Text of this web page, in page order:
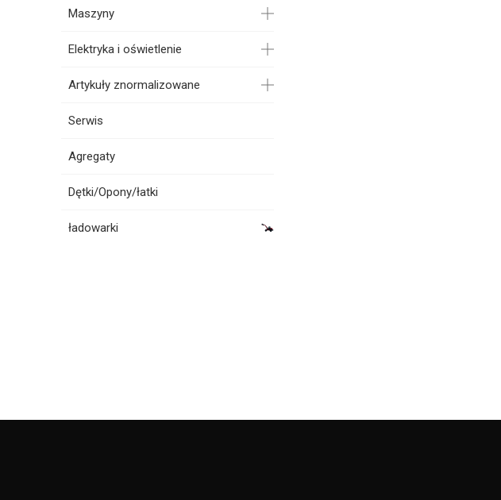
Maszyny
Elektryka i oświetlenie
Artykuły znormalizowane
Serwis
Agregaty
Dętki/Opony/łatki
ładowarki